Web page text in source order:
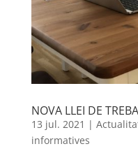
NOVA LLEI DE
13 jul. 2021 |
informatives